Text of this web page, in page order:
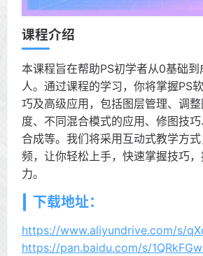
课程介绍
本课程旨在帮助PS初学者从0基础到
人。通过课程的学习，你将掌握PS
巧及高级应用，包括图层管理、调
度、不同混合模式的应用、修图技
合成等。我们将采用互动式教学方
频，让你轻松上手，快速掌握技巧
力。
下载地址：
https://www.aliyundrive.com/s/
https://pan.baidu.com/s/